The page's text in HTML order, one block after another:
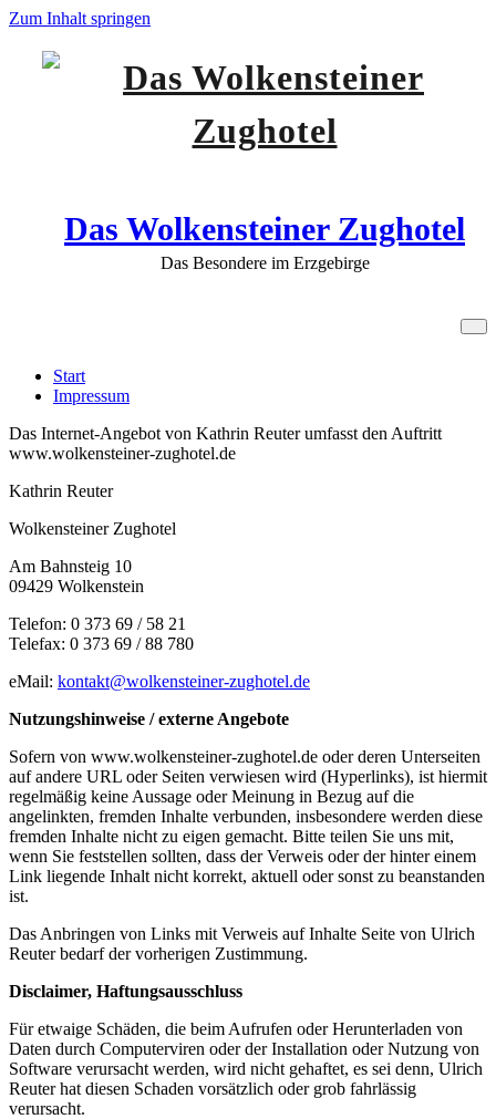
Zum Inhalt springen
Das Wolkensteiner Zughotel
Das Besondere im Erzgebirge
Start
Impressum
Das Internet-Angebot von Kathrin Reuter umfasst den Auftritt
www.wolkensteiner-zughotel.de
Kathrin Reuter
Wolkensteiner Zughotel
Am Bahnsteig 10
09429 Wolkenstein
Telefon: 0 373 69 / 58 21
Telefax: 0 373 69 / 88 780
eMail: kontakt@wolkensteiner-zughotel.de
Nutzungshinweise / externe Angebote
Sofern von www.wolkensteiner-zughotel.de oder deren Unterseiten
auf andere URL oder Seiten verwiesen wird (Hyperlinks), ist hiermit
regelmäßig keine Aussage oder Meinung in Bezug auf die
angelinkten, fremden Inhalte verbunden, insbesondere werden diese
fremden Inhalte nicht zu eigen gemacht. Bitte teilen Sie uns mit,
wenn Sie feststellen sollten, dass der Verweis oder der hinter einem
Link liegende Inhalt nicht korrekt, aktuell oder sonst zu beanstanden
ist.
Das Anbringen von Links mit Verweis auf Inhalte Seite von Ulrich
Reuter bedarf der vorherigen Zustimmung.
Disclaimer, Haftungsausschluss
Für etwaige Schäden, die beim Aufrufen oder Herunterladen von
Daten durch Computerviren oder der Installation oder Nutzung von
Software verursacht werden, wird nicht gehaftet, es sei denn, Ulrich
Reuter hat diesen Schaden vorsätzlich oder grob fahrlässig
verursacht.